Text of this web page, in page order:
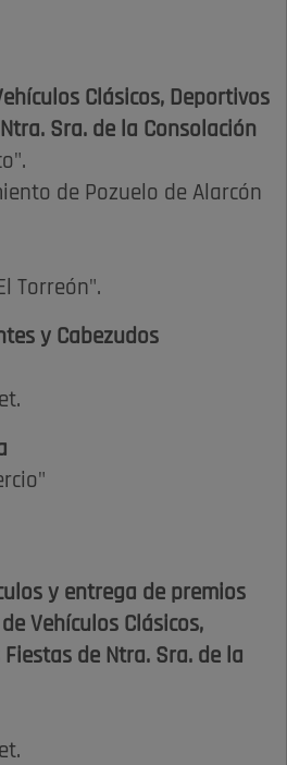
Clásicos, Deportivos
Sra. de la Consolación
de Pozuelo de Alarcón
Torreón".
y Cabezudos
y entrega de premios
Vehículos Clásicos,
de Ntra. Sra. de la